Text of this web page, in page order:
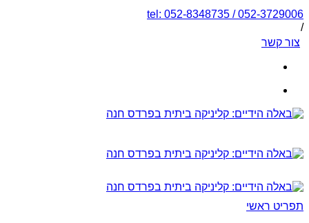
tel: 052-8348735 / 052-3729006
/
צור קשר
תפריט ראשי